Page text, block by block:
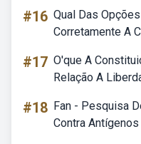
#16 Qual Das
Corretamente A
#17 O'que A
Relação A
#18 Fan - Pesquisa
Contra